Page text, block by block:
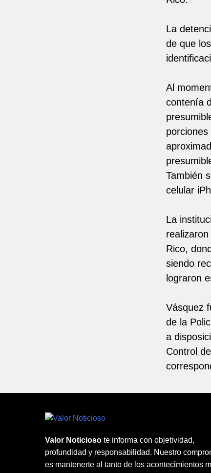
La
de que
Al
contenía
También
celular
La
Rico,
siendo
lograron
Vásquez
de la
a
Control
Valor Noticioso te informa con objetividad,
profundidad y responsabilidad. Nuestro
es mantenerte al tanto de los acontecimientos